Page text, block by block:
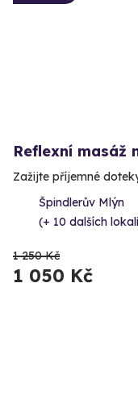
Reflexní masáž
Zažijte příjemné
Špindlerův Mlýn
(+ 10 dalších
1 250 Kč
1 050 Kč